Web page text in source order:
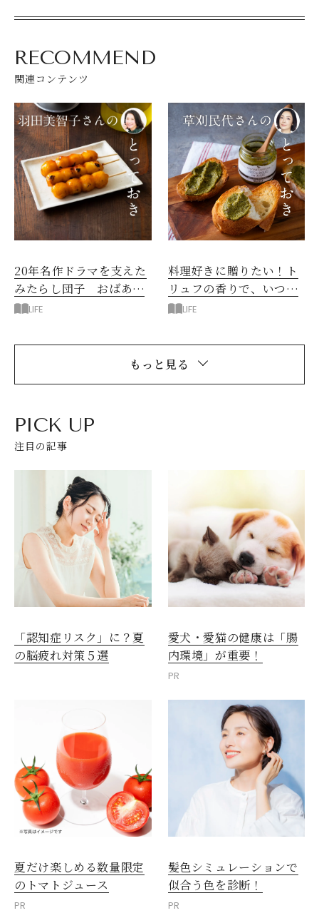
RECOMMEND
関連コンテンツ
20年名作ドラマを支えた
みたらし団子 おばあち
ゃんの笑顔に励まされて
LIFE
料理好きに贈りたい！ト
リュフの香りで、いつも
の食卓にちょっとリッチ
LIFE
もっと見る
PICK UP
注目の記事
「認知症リスク」に？夏
の脳疲れ対策５選
愛犬・愛猫の健康は「腸
内環境」が重要！
PR
夏だけ楽しめる数量限定
のトマトジュース
PR
髪色シミュレーションで
似合う色を診断！
PR